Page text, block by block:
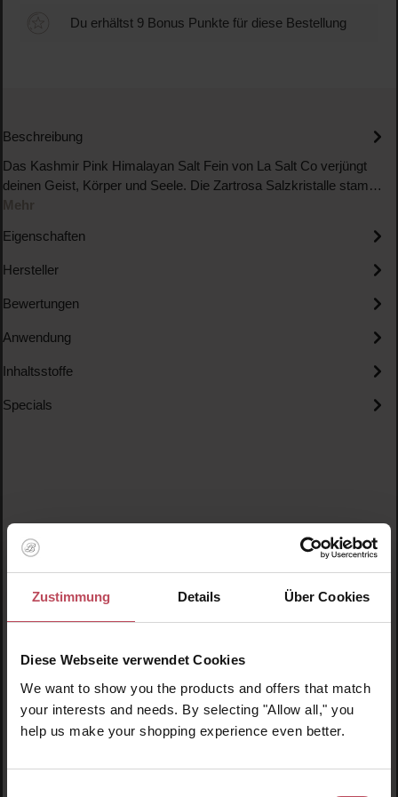
Zustimmung Details Über Cookies
Diese Webseite verwendet Cookies
We want to show you the products and offers that match
your interests and needs. By selecting "Allow all," you
help us make your shopping experience even better.
Du erhältst 9 Bonus Punkte für diese Bestellung
Beschreibung
Das Kashmir Pink Himalayan Salt Fein von La Salt Co verjüngt
deinen Geist, Körper und Seele. Die Zartrosa Salzkristalle stam…
Mehr
Eigenschaften
Hersteller
Bewertungen
Anwendung
Inhaltsstoffe
Specials
Kunden haben sich ebenfalls angesehen